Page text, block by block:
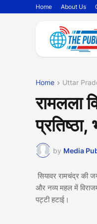
Home About Us
Home Uttar
रामलला
by Media
सियावर रामचंद्र की
और नव्य महल में
पट्टी हटाई।